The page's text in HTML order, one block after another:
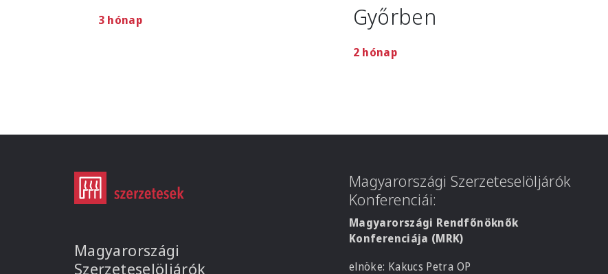
3 hónap
Győrben
2 hónap
Magyarországi
Szerzeteselöljárók
Magyarországi Szerzeteselöljárók
Konferenciái:
Magyarországi Rendfőnöknők
Konferenciája (MRK)
elnöke: Kakucs Petra OP